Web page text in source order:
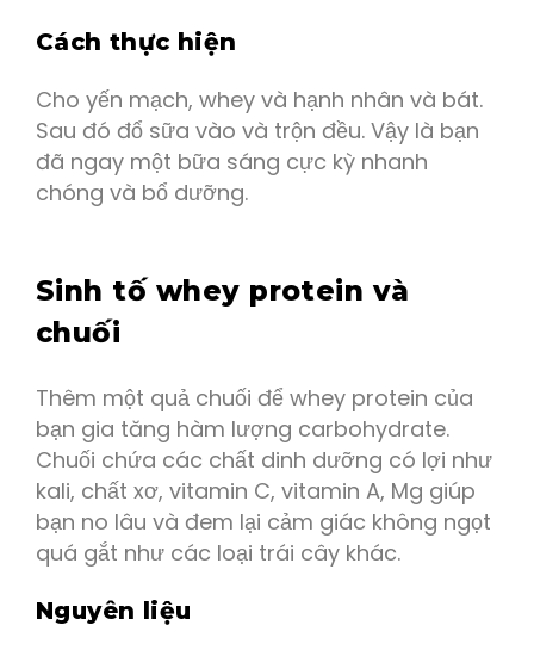
Cách thực hiện
Cho yến mạch, whey và hạnh nhân và bát.
Sau đó đổ sữa vào và trộn đều. Vậy là bạn
đã ngay một bữa sáng cực kỳ nhanh
chóng và bổ dưỡng.
Sinh tố whey protein và
chuối
Thêm một quả chuối để whey protein của
bạn gia tăng hàm lượng carbohydrate.
Chuối chứa các chất dinh dưỡng có lợi như
kali, chất xơ, vitamin C, vitamin A, Mg giúp
bạn no lâu và đem lại cảm giác không ngọt
quá gắt như các loại trái cây khác.
Nguyên liệu